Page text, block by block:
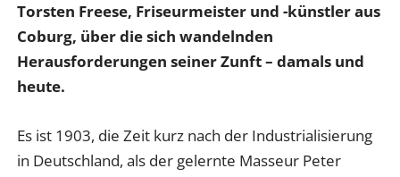
Torsten Freese, Friseurmeister und -künstler aus
Coburg, über die sich wandelnden
Herausforderungen seiner Zunft – damals und
heute.
Es ist 1903, die Zeit kurz nach der Industrialisierung
in Deutschland, als der gelernte Masseur Peter